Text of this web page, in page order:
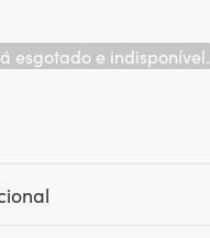
esgotado e indisponível.